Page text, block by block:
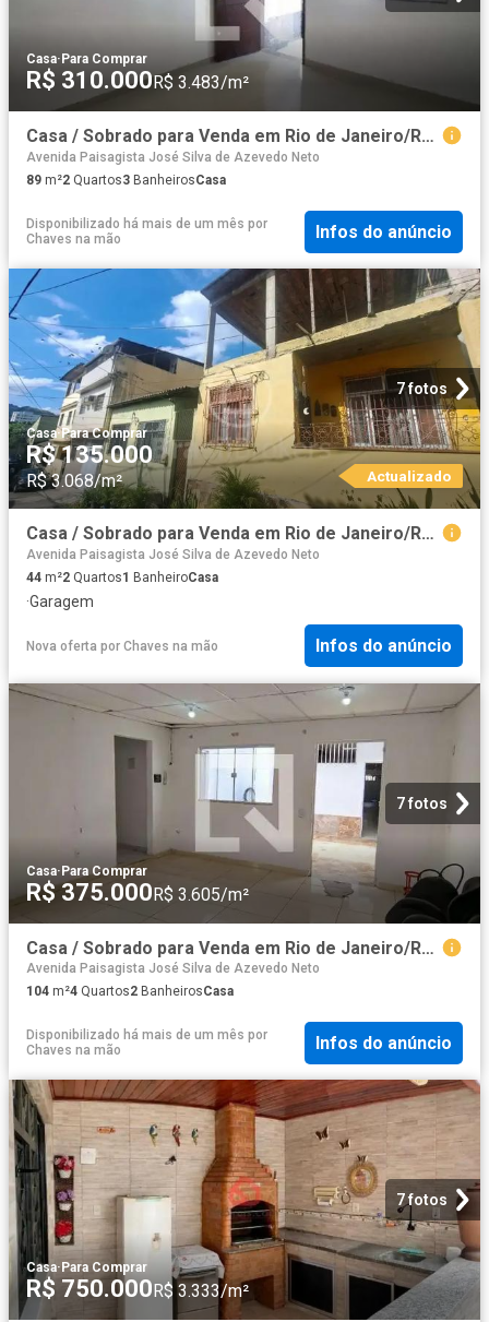
Casa· Para Comprar
R$ 310.000R$ 3.483/m²
Casa / Sobrado para Venda em Rio de Janeiro/RJ Curicica 2 Quartos
Avenida Paisagista José Silva de Azevedo Neto
89 m²2 Quartos3 BanheirosCasa
Disponibilizado há mais de um mês por
Chaves na mão
Infos do anúncio
7 fotos
Casa·Para Comprar
R$ 135.000
R$ 3.068/m² Actualizado
Casa / Sobrado para Venda em Rio de Janeiro/RJ Praça Seca 2 Quartos
Avenida Paisagista José Silva de Azevedo Neto
44 m²2 Quartos1 BanheiroCasa
·Garagem
Nova oferta por Chaves na mão Infos do anúncio
7 fotos
Casa·Para Comprar
R$ 375.000R$ 3.605/m²
Casa / Sobrado para Venda em Rio de Janeiro/RJ Curicica 4 Quartos
Avenida Paisagista José Silva de Azevedo Neto
104 m²4 Quartos2 BanheirosCasa
Disponibilizado há mais de um mês por
Chaves na mão
Infos do anúncio
7 fotos
Casa· Para Comprar
R$ 750.000R$ 3.333/m²